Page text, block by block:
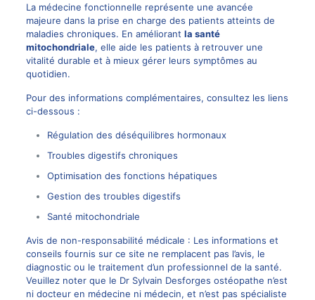
La médecine fonctionnelle représente une avancée
majeure dans la prise en charge des patients atteints de
maladies chroniques. En améliorant la santé
mitochondriale, elle aide les patients à retrouver une
vitalité durable et à mieux gérer leurs symptômes au
quotidien.
Pour des informations complémentaires, consultez les liens
ci-dessous :
Régulation des déséquilibres hormonaux
Troubles digestifs chroniques
Optimisation des fonctions hépatiques
Gestion des troubles digestifs
Santé mitochondriale
Avis de non-responsabilité médicale : Les informations et
conseils fournis sur ce site ne remplacent pas l’avis, le
diagnostic ou le traitement d’un professionnel de la santé.
Veuillez noter que le Dr Sylvain Desforges ostéopathe n’est
ni docteur en médecine ni médecin, et n’est pas spécialiste